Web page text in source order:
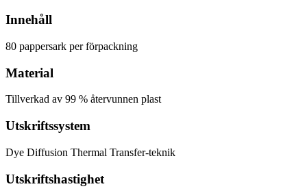
Innehåll
80 pappersark per förpackning
Material
Tillverkad av 99 % återvunnen plast
Utskriftssystem
Dye Diffusion Thermal Transfer-teknik
Utskriftshastighet